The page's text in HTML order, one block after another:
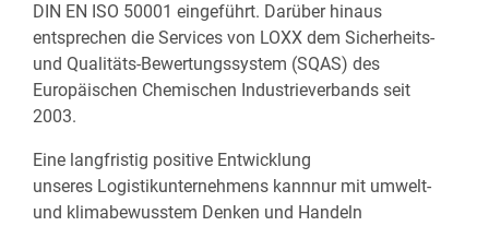
DIN EN ISO 50001 eingeführt. Darüber hinaus
entsprechen die Services von LOXX dem Sicherheits-
und Qualitäts-Bewertungssystem (SQAS) des
Europäischen Chemischen Industrieverbands seit
2003.
Eine langfristig positive Entwicklung
unseres Logistikunternehmens kannnur mit umwelt-
und klimabewusstem Denken und Handeln